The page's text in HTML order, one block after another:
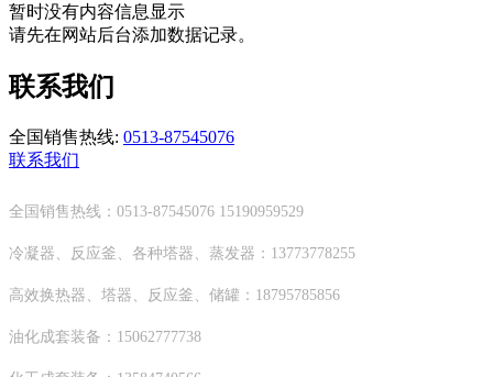
暂时没有内容信息显示
请先在网站后台添加数据记录。
联系我们
全国销售热线: 0513-87545076
联系我们
全国销售热线：0513-87545076 15190959529
冷凝器、反应釜、各种塔器、蒸发器：13773778255
高效换热器、塔器、反应釜、储罐：18795785856
油化成套装备：15062777738